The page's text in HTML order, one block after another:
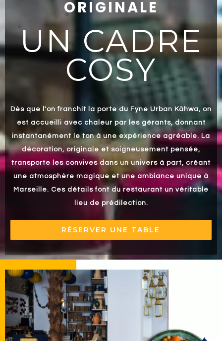
ORIGINALE
UN CADRE
COSY
Dès que l'on franchit la porte du Fyne Urban Kähwa, on
est accueilli avec chaleur par les gérants, donnant
instantanément le ton à une expérience agréable. La
décoration, originale et soigneusement pensée,
transporte les convives dans un univers à part, créant
une atmosphère magique et une ambiance unique à
Marseille. Ces détails font du restaurant un véritable
lieu de prédilection.
RÉSERVER UNE TABLE